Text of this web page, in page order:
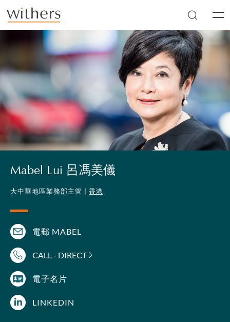
Skip to main content
Mabel Lui 呂馮美儀
大中華地區業務部主管 | 香港
電郵 MABEL
CALL - DIRECT
電子名片
LINKEDIN